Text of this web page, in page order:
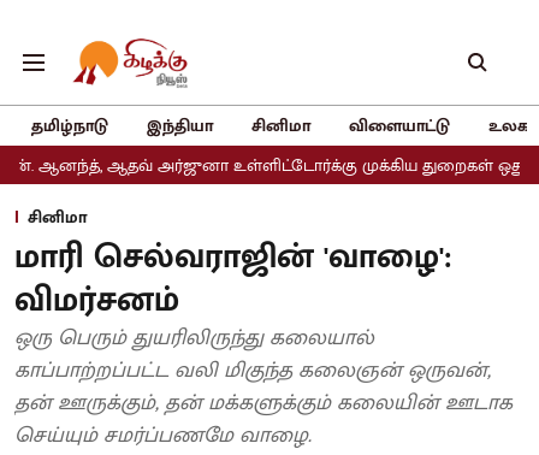
தமிழ்நாடு இந்தியா சினிமா விளையாட்டு
அர்ஜுனா உள்ளிட்டோர்க்கு முக்கிய துறைகள் ஒதுக்கீடு
சினிமா
மாரி செல்வராஜின் 'வாழை':
விமர்சனம்
ஒரு பெரும் துயரிலிருந்து கலையால்
காப்பாற்றப்பட்ட வலி மிகுந்த கலைஞன் ஒருவன்,
தன் ஊருக்கும், தன் மக்களுக்கும் கலையின் ஊடாக
செய்யும் சமர்ப்பணமே வாழை.